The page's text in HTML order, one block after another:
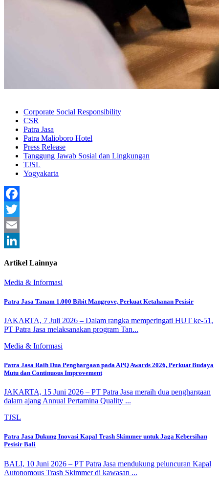
Corporate Social Responsibility
CSR
Patra Jasa
Patra Malioboro Hotel
Press Release
Tanggung Jawab Sosial dan Lingkungan
TJSL
Yogyakarta
Facebook
Twitter
Email
Artikel Lainnya
Media & Informasi
Patra Jasa Tanam 1.000 Bibit Mangrove, Perkuat Ketahanan Pesisir
JAKARTA, 7 Juli 2026 – Dalam rangka memperingati HUT ke-51,
PT Patra Jasa melaksanakan program Tan...
Media & Informasi
Patra Jasa Raih Dua Penghargaan pada APQ Awards 2026, Perkuat Budaya
Mutu dan Continuous Improvement
JAKARTA, 15 Juni 2026 – PT Patra Jasa meraih dua penghargaan
dalam ajang Annual Pertamina Quality ...
TJSL
Patra Jasa Dukung Inovasi Kapal Trash Skimmer untuk Jaga Kebersihan
Pesisir Bali
BALI, 10 Juni 2026 – PT Patra Jasa mendukung peluncuran Kapal
Autonomous Trash Skimmer di kawasan ...